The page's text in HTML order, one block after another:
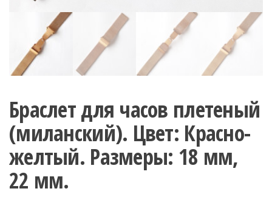
Браслет для часов плетеный
(миланский). Цвет: Красно-
желтый. Размеры: 18 мм,
22 мм.